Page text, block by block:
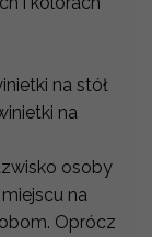
na stół
na
osoby
na
Oprócz